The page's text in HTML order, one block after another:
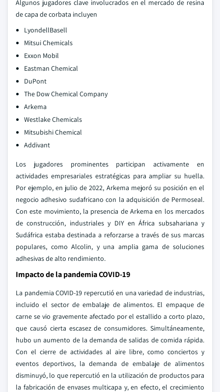
Algunos jugadores clave involucrados en el mercado de resina
de capa de corbata incluyen
LyondellBasell
Mitsui Chemicals
Exxon Mobil
Eastman Chemical
DuPont
The Dow Chemical Company
Arkema
Westlake Chemicals
Mitsubishi Chemical
Addivant
Los jugadores prominentes participan activamente en
actividades empresariales estratégicas para ampliar su huella.
Por ejemplo, en julio de 2022, Arkema mejoró su posición en el
negocio adhesivo sudafricano con la adquisición de Permoseal.
Con este movimiento, la presencia de Arkema en los mercados
de construcción, industriales y DIY en África subsahariana y
Sudáfrica estaba destinada a reforzarse a través de sus marcas
populares, como Alcolin, y una amplia gama de soluciones
adhesivas de alto rendimiento.
Impacto de la pandemia COVID-19
La pandemia COVID-19 repercutió en una variedad de industrias,
incluido el sector de embalaje de alimentos. El empaque de
carne se vio gravemente afectado por el estallido a corto plazo,
que causó cierta escasez de consumidores. Simultáneamente,
hubo un aumento de la demanda de salidas de comida rápida.
Con el cierre de actividades al aire libre, como conciertos y
eventos deportivos, la demanda de embalaje de alimentos
disminuyó, lo que repercutió en la utilización de productos para
la fabricación de envases multicapa y, en efecto, el crecimiento